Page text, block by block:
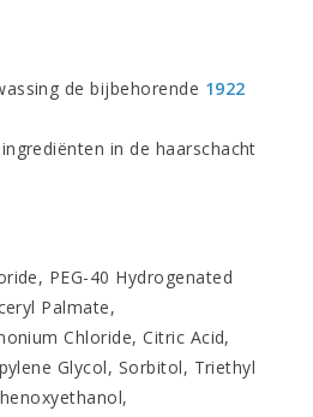
de bijbehorende 1922
in de haarschacht
PEG-40 Hydrogenated
Palmate,
Chloride, Citric Acid,
Glycol, Sorbitol, Triethyl